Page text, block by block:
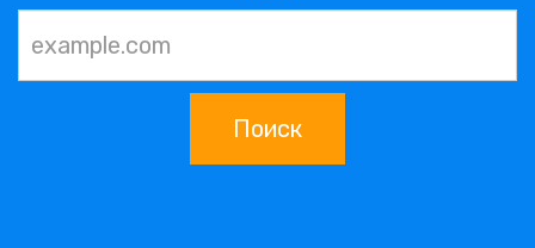
Поиск